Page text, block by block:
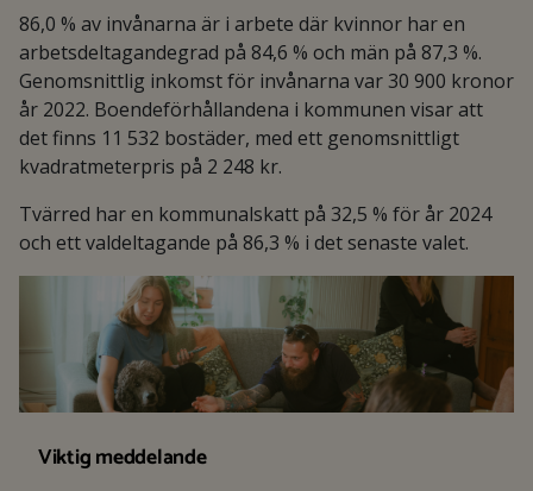
86,0 % av invånarna är i arbete där kvinnor har en
arbetsdeltagandegrad på 84,6 % och män på 87,3 %.
Genomsnittlig inkomst för invånarna var 30 900 kronor
år 2022. Boendeförhållandena i kommunen visar att
det finns 11 532 bostäder, med ett genomsnittligt
kvadratmeterpris på 2 248 kr.
Tvärred har en kommunalskatt på 32,5 % för år 2024
och ett valdeltagande på 86,3 % i det senaste valet.
Viktig meddelande